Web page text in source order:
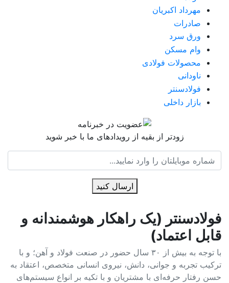
مهرداد اکبریان
صادرات
ورق سرد
وام مسکن
محصولات فولادی
ناودانی
فولادسنتر
بازار داخلی
زودتر از بقیه از رویدادهای ما با خبر شوید
ارسال کنید
فولادسنتر (یک راهکار هوشمندانه و
قابل اعتماد)
با توجه به بیش از ۳۰ سال حضور در صنعت فولاد و آهن؛ و با
ترکیب تجربه و جوانی، دانش، نیروی انسانی متخصص، اعتقاد به
حسن رفتار حرفه‌ای با مشتریان و با تکیه بر انواع سیستم‌های